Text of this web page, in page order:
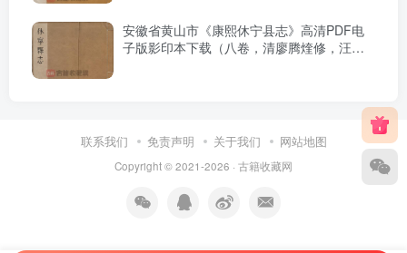
安徽省黄山市《康熙休宁县志》高清PDF电
子版影印本下载（八卷，清廖腾煃修，汪晋
联系我们 免责声明 关于我们 网站地图
Copyright © 2021-2026 · 古籍收藏网